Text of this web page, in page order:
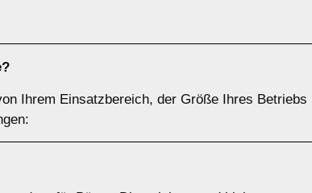
?
Ihrem Einsatzbereich, der Größe Ihres Betriebs